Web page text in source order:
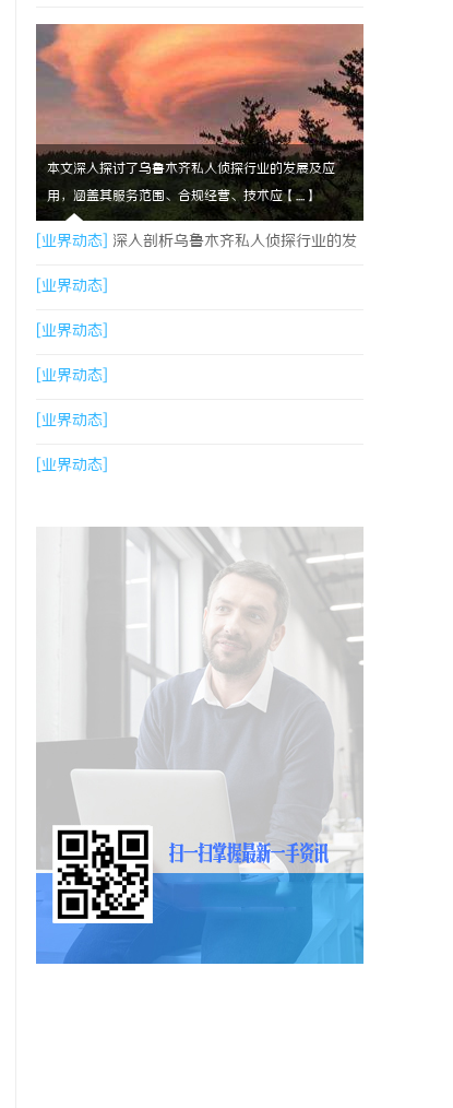
本文深入探讨了乌鲁木齐私人侦探行业的发展及应
用，涵盖其服务范围、合规经营、技术应【....】
[业界动态] 深入剖析乌鲁木齐私人侦探行业的发
展与应用现状
[业界动态]
[业界动态]
[业界动态]
[业界动态]
[业界动态]